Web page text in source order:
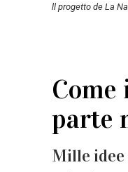
ll progetto de La
parte
Mille